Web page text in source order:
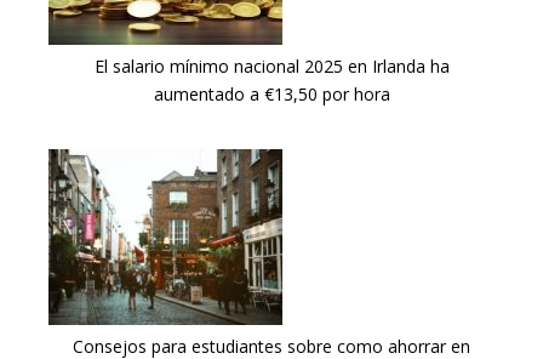
El salario mínimo nacional 2025 en Irlanda ha
aumentado a €13,50 por hora
Consejos para estudiantes sobre como ahorrar en